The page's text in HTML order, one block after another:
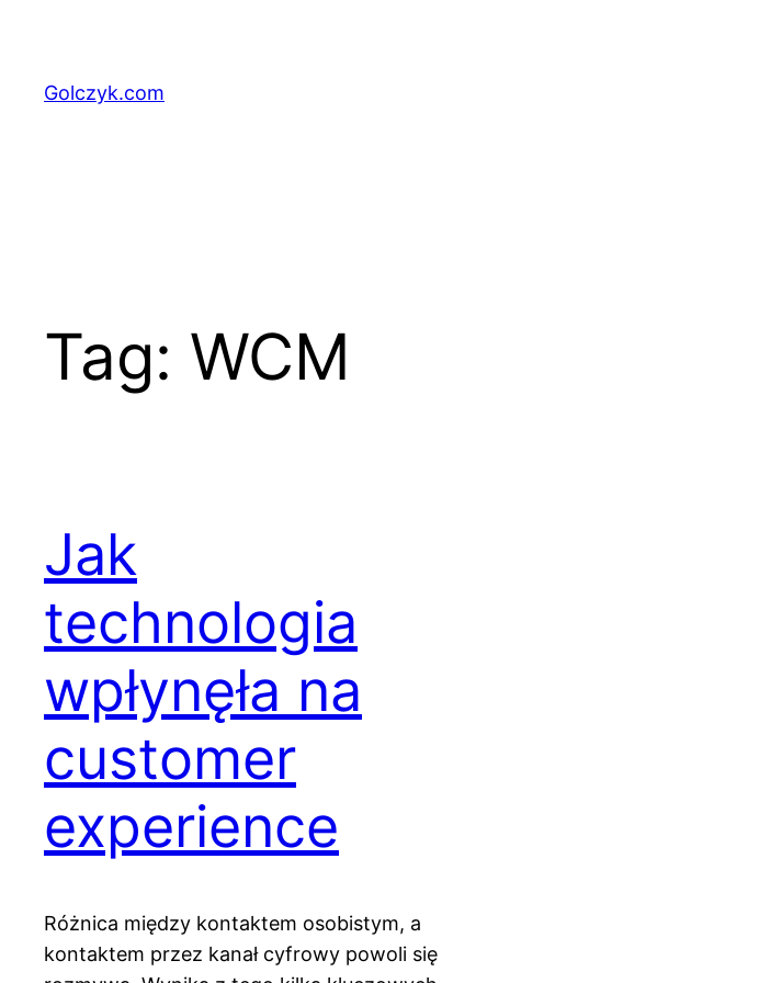
treściGolczyk.com
Tag: WCM
Jak
technologia
wpłynęła na
customer
experience
Różnica między kontaktem osobistym, a
kontaktem przez kanał cyfrowy powoli się